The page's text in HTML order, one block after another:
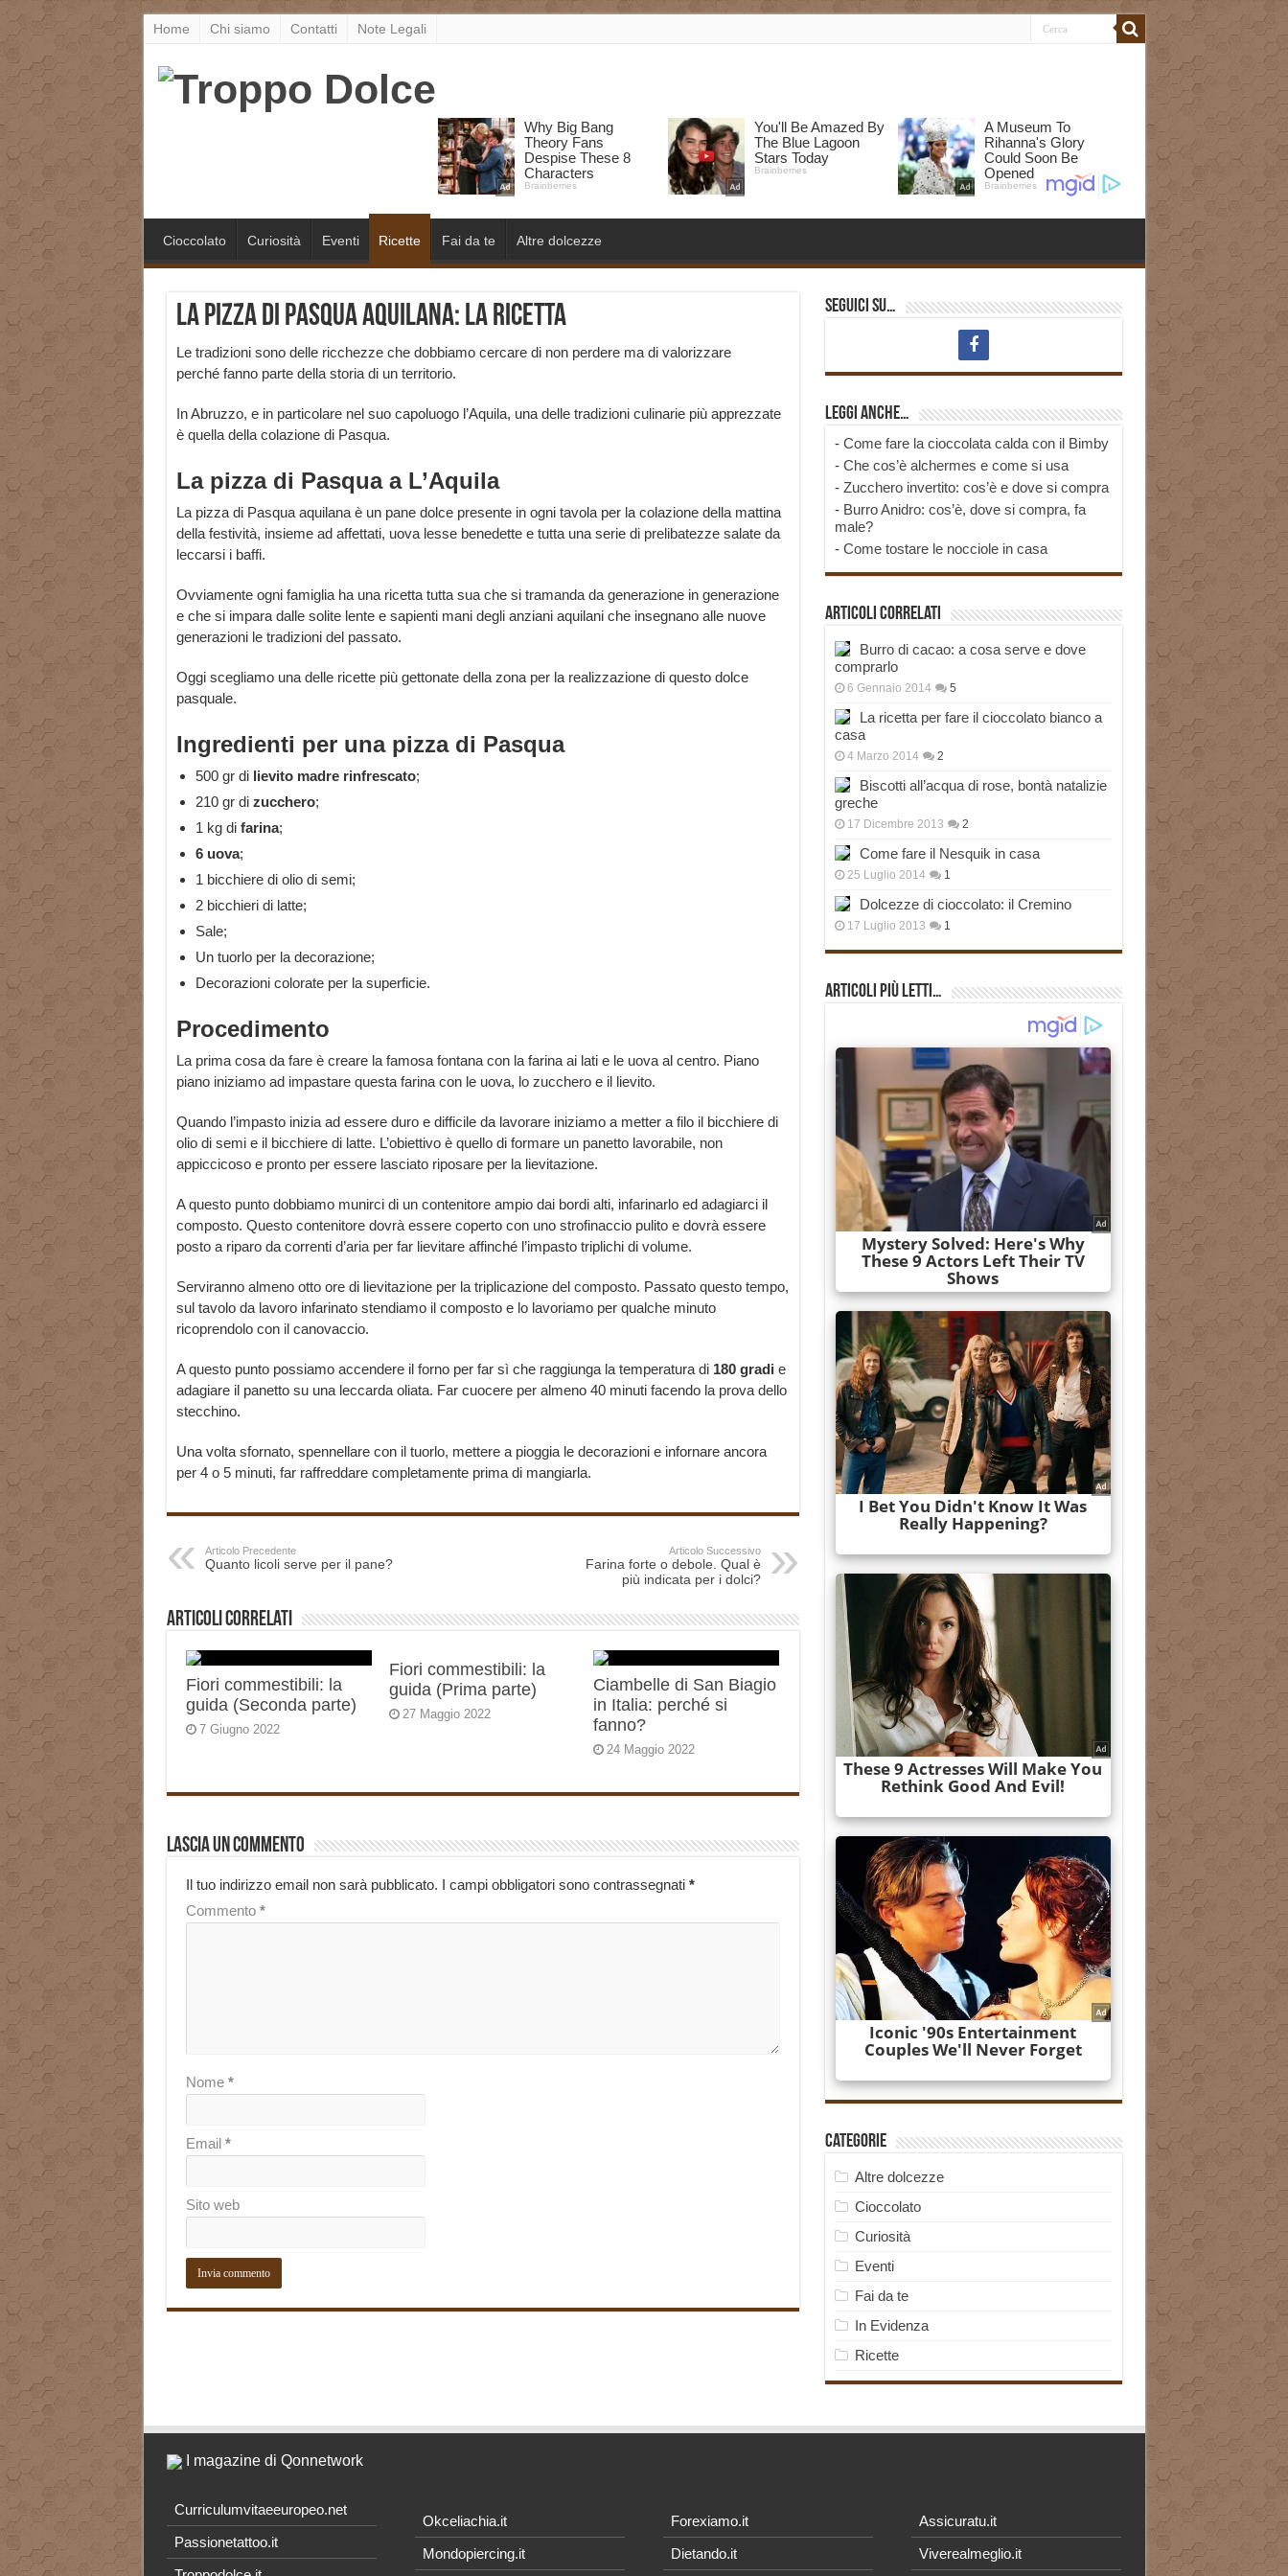
Home Chi siamo Contatti Note Legali
Cioccolato Curiosità Eventi Ricette Fai da te Altre dolcezze
La pizza di Pasqua aquilana: la ricetta
Le tradizioni sono delle ricchezze che dobbiamo cercare di non perdere ma di valorizzare
perché fanno parte della storia di un territorio.
In Abruzzo, e in particolare nel suo capoluogo l’Aquila, una delle tradizioni culinarie più apprezzate
è quella della colazione di Pasqua.
La pizza di Pasqua a L’Aquila
La pizza di Pasqua aquilana è un pane dolce presente in ogni tavola per la colazione della mattina
della festività, insieme ad affettati, uova lesse benedette e tutta una serie di prelibatezze salate da
leccarsi i baffi.
Ovviamente ogni famiglia ha una ricetta tutta sua che si tramanda da generazione in generazione
e che si impara dalle solite lente e sapienti mani degli anziani aquilani che insegnano alle nuove
generazioni le tradizioni del passato.
Oggi scegliamo una delle ricette più gettonate della zona per la realizzazione di questo dolce
pasquale.
Ingredienti per una pizza di Pasqua
500 gr di lievito madre rinfrescato;
210 gr di zucchero;
1 kg di farina;
6 uova;
1 bicchiere di olio di semi;
2 bicchieri di latte;
Sale;
Un tuorlo per la decorazione;
Decorazioni colorate per la superficie.
Procedimento
La prima cosa da fare è creare la famosa fontana con la farina ai lati e le uova al centro. Piano
piano iniziamo ad impastare questa farina con le uova, lo zucchero e il lievito.
Quando l’impasto inizia ad essere duro e difficile da lavorare iniziamo a metter a filo il bicchiere di
olio di semi e il bicchiere di latte. L’obiettivo è quello di formare un panetto lavorabile, non
appiccicoso e pronto per essere lasciato riposare per la lievitazione.
A questo punto dobbiamo munirci di un contenitore ampio dai bordi alti, infarinarlo ed adagiarci il
composto. Questo contenitore dovrà essere coperto con uno strofinaccio pulito e dovrà essere
posto a riparo da correnti d’aria per far lievitare affinché l’impasto triplichi di volume.
Serviranno almeno otto ore di lievitazione per la triplicazione del composto. Passato questo tempo,
sul tavolo da lavoro infarinato stendiamo il composto e lo lavoriamo per qualche minuto
ricoprendolo con il canovaccio.
A questo punto possiamo accendere il forno per far sì che raggiunga la temperatura di 180 gradi e
adagiare il panetto su una leccarda oliata. Far cuocere per almeno 40 minuti facendo la prova dello
stecchino.
Una volta sfornato, spennellare con il tuorlo, mettere a pioggia le decorazioni e infornare ancora
per 4 o 5 minuti, far raffreddare completamente prima di mangiarla.
Articolo Precedente
Quanto licoli serve per il pane?
Articolo Successivo
Farina forte o debole. Qual è
più indicata per i dolci?
Articoli correlati
Fiori commestibili: la
guida (Seconda parte)
7 Giugno 2022
Fiori commestibili: la
guida (Prima parte)
27 Maggio 2022
Ciambelle di San Biagio
in Italia: perché si
fanno?
24 Maggio 2022
Lascia un commento
Il tuo indirizzo email non sarà pubblicato. I campi obbligatori sono contrassegnati *
Commento *
Nome *
Email *
Sito web
Seguici su…
Leggi anche…
- Come fare la cioccolata calda con il Bimby
- Che cos’è alchermes e come si usa
- Zucchero invertito: cos’è e dove si compra
- Burro Anidro: cos’è, dove si compra, fa
male?
- Come tostare le nocciole in casa
Articoli correlati
Burro di cacao: a cosa serve e dove
comprarlo
6 Gennaio 2014 5
La ricetta per fare il cioccolato bianco a
casa
4 Marzo 2014 2
Biscotti all’acqua di rose, bontà natalizie
greche
17 Dicembre 2013 2
Come fare il Nesquik in casa
25 Luglio 2014 1
Dolcezze di cioccolato: il Cremino
17 Luglio 2013 1
Articoli più Letti…
Categorie
Altre dolcezze
Cioccolato
Curiosità
Eventi
Fai da te
In Evidenza
Ricette
I magazine di Qonnetwork
Curriculumvitaeeuropeo.net
Passionetattoo.it
Okceliachia.it
Mondopiercing.it
Forexiamo.it
Dietando.it
Assicuratu.it
Viverealmeglio.it